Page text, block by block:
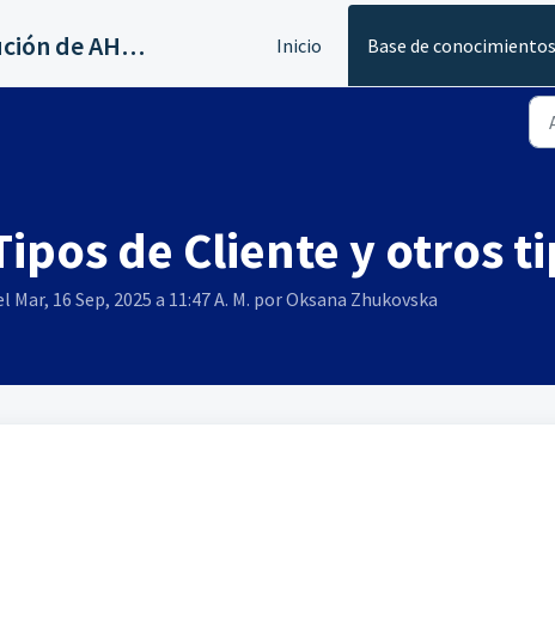
Servicios al canal de distribución de AHORA Inicio Base de conocimientos
de Cliente y otros
16 Sep, 2025 a 11:47 A. M. por Oksana Zhukovska